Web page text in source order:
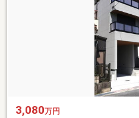
3,080万円